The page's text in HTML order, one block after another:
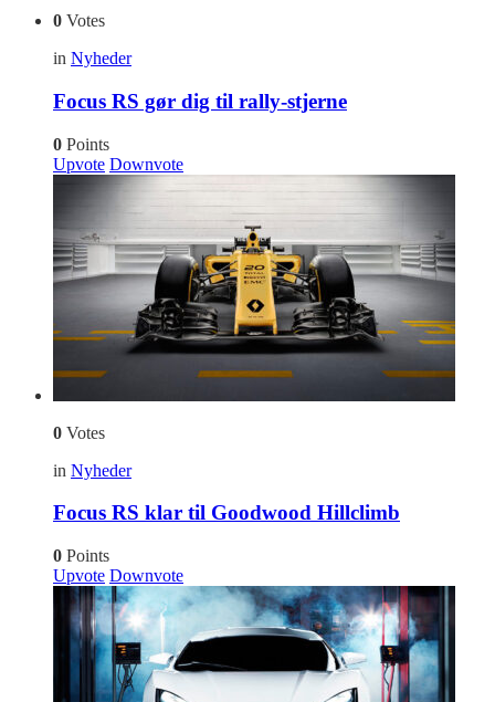
0 Votes
in Nyheder
Focus RS gør dig til rally-stjerne
0 Points
Upvote Downvote
0 Votes
in Nyheder
Focus RS klar til Goodwood Hillclimb
0 Points
Upvote Downvote